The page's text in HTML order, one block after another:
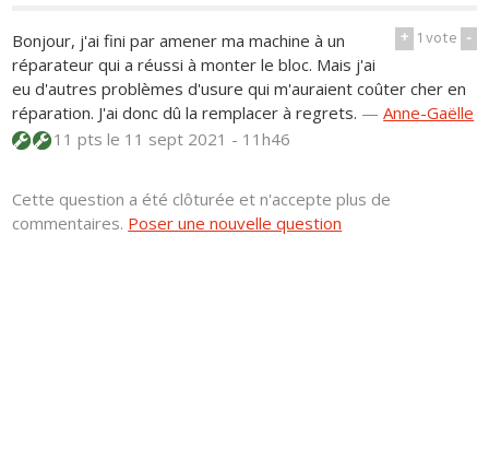
+ 1vote -
Bonjour, j'ai fini par amener ma machine à un
réparateur qui a réussi à monter le bloc. Mais j'ai
eu d'autres problèmes d'usure qui m'auraient coûter cher en
réparation. J'ai donc dû la remplacer à regrets. —Anne-Gaëlle
11 ptsle 11 sept 2021 - 11h46
Cette question a été clôturée et n'accepte plus de
commentaires. Poser une nouvelle question